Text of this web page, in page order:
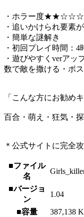
・ホラー度★★☆☆☆
・追いかけられ要素
・簡単な謎解き
・初回プレイ時間：4
・遊びやすくverアッ
数で敵を撒ける・ボ
「こんな方にお勧め
百合・萌え・狂気・
＊公式サイトに完全
■ファイル
名
■バージョ
ン
1.04
■容量
387,138